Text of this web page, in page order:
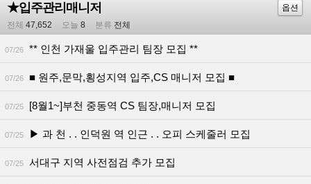
★입주관리매니저
옵션
전체 47,652 오늘 8 분류 전체
07/26 ** 인천 가재울 입주관리 팀장 모집 **
07/26 ■ 원주,문막,횡성지역 입주,CS 매니저 모집 ■
07/25 [8월1~]부천 중동역 CS 팀장,매니저 모집
07/25 ▶ 과 천 . . 인덕원 역 인근 . . 오피 스케줄러 모집
07/25 서대구 지역 사전점검 추가 모집